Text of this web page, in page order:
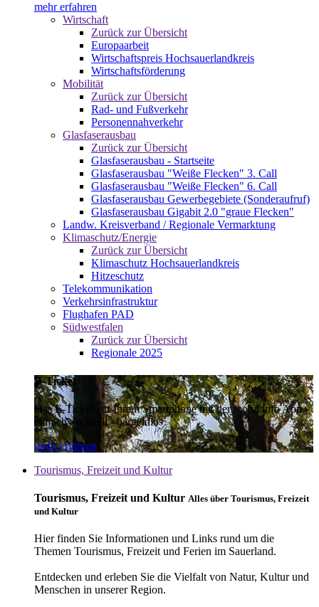
mehr erfahren
Wirtschaft
Zurück zur Übersicht
Europaarbeit
Wirtschaftspreis Hochsauerlandkreis
Wirtschaftsförderung
Mobilität
Zurück zur Übersicht
Rad- und Fußverkehr
Personennahverkehr
Glasfaserausbau
Zurück zur Übersicht
Glasfaserausbau - Startseite
Glasfaserausbau "Weiße Flecken" 3. Call
Glasfaserausbau "Weiße Flecken" 6. Call
Glasfaserausbau Gewerbegebiete (Sonderaufruf)
Glasfaserausbau Gigabit 2.0 "graue Flecken"
Landw. Kreisverband / Regionale Vermarktung
Klimaschutz/Energie
Zurück zur Übersicht
Klimaschutz Hochsauerlandkreis
Hitzeschutz
Telekommunikation
Verkehrsinfrastruktur
Flughafen PAD
Südwestfalen
Zurück zur Übersicht
Regionale 2025
E-Ticket
Das E-Ticket auf Ihrem Smartphone mit der mobil info App -
einfach - schnell - bargeldlos
mehr erfahren
Tourismus, Freizeit und Kultur
Tourismus, Freizeit und Kultur Alles über Tourismus, Freizeit
und Kultur
Hier finden Sie Informationen und Links rund um die
Themen Tourismus, Freizeit und Ferien im Sauerland.
Entdecken und erleben Sie die Vielfalt von Natur, Kultur und
Menschen in unserer Region.